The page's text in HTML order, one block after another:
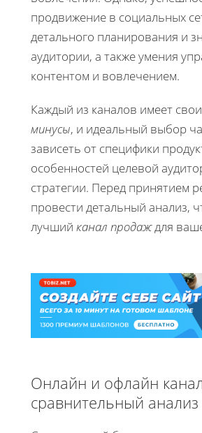
продвижение в социальных
детального планирования и
аудитории, а также умения
контентом и вовлечением.
Каждый из каналов имеет свои
минусы, и идеальный выбор
зависеть от специфики
особенностей целевой
стратегии. Перед принятием
провести детальный анализ,
лучший канал продаждля
Онлайн и офлайн
сравнительный анализ